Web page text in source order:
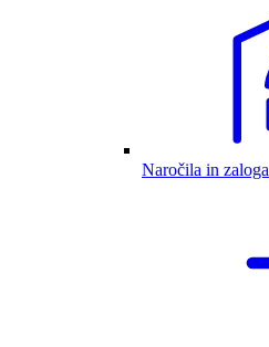
Naročila in zaloga